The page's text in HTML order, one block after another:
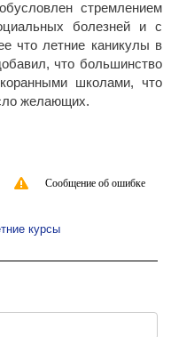
стремлением
болезней и с
что летние каникулы в
что большинство
школами, что
желающих.
Сообщение об ошибке
курсы